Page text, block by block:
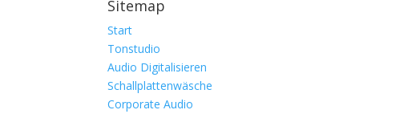
Sitemap
Start
Tonstudio
Audio Digitalisieren
Schallplattenwäsche
Corporate Audio